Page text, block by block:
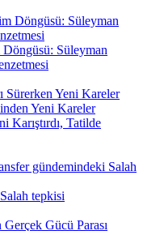
Döngüsü: Süleyman
Karıştırdı, Tatilde
tepkisi